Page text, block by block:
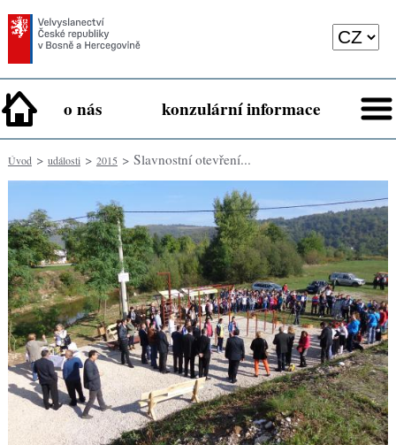
o nás konzulární informace
Úvod> události> 2015 > Slavnostní otevření...